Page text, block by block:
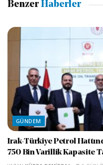
Benzer Haberler
GÜNDEM
Irak-Türkiye Petrol
750 Bin Varillik Kapasite